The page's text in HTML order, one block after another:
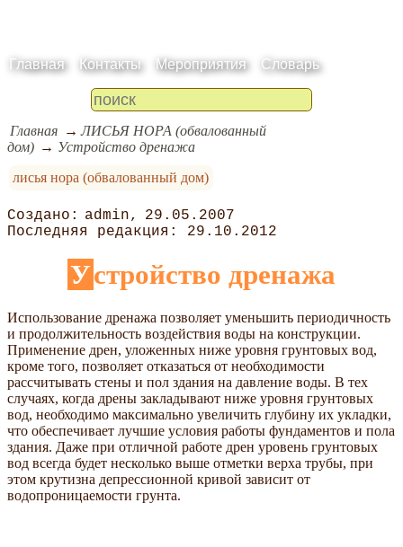
Главная Контакты Мероприятия Словарь
Главная
ЛИСЬЯ НОРА (обвалованный
дом)
Устройство дренажа
лисья нора (обвалованный дом)
admin
29.05.2007
29.10.2012
Устройство дренажа
Использование дренажа позволяет уменьшить периодичность
и продолжительность воздействия воды на конструкции.
Применение дрен, уложенных ниже уровня грунтовых вод,
кроме того, позволяет отказаться от необходимости
рассчитывать стены и пол здания на давление воды. В тех
случаях, когда дрены закладывают ниже уровня грунтовых
вод, необходимо максимально увеличить глубину их укладки,
что обеспечивает лучшие условия работы фундаментов и пола
здания. Даже при отличной работе дрен уровень грунтовых
вод всегда будет несколько выше отметки верха трубы, при
этом крутизна депрессионной кривой зависит от
водопроницаемости грунта.